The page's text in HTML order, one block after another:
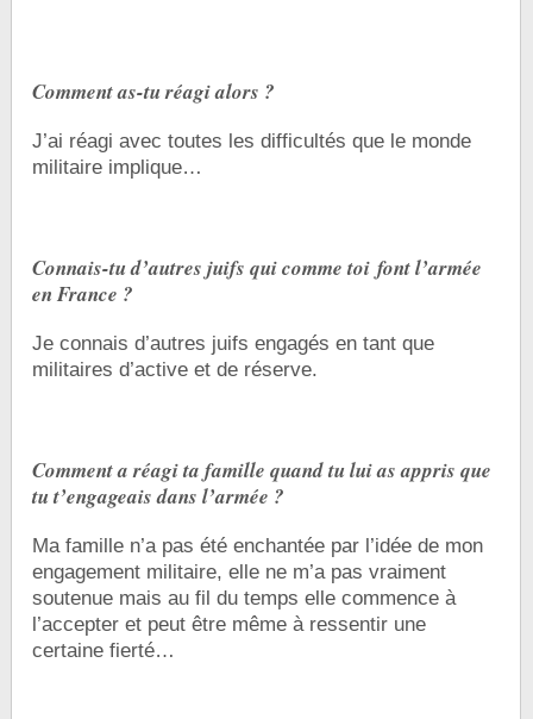
Comment as-tu réagi alors ?
J’ai réagi avec toutes les difficultés que le monde
militaire implique…
Connais-tu d’autres juifs qui comme toi font l’armée
en France ?
Je connais d’autres juifs engagés en tant que
militaires d’active et de réserve.
Comment a réagi ta famille quand tu lui as appris que
tu t’engageais dans l’armée ?
Ma famille n’a pas été enchantée par l’idée de mon
engagement militaire, elle ne m’a pas vraiment
soutenue mais au fil du temps elle commence à
l’accepter et peut être même à ressentir une
certaine fierté…